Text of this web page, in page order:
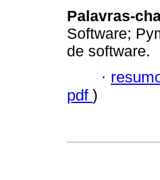
Palavras-
Software;
de software.
·
pdf )